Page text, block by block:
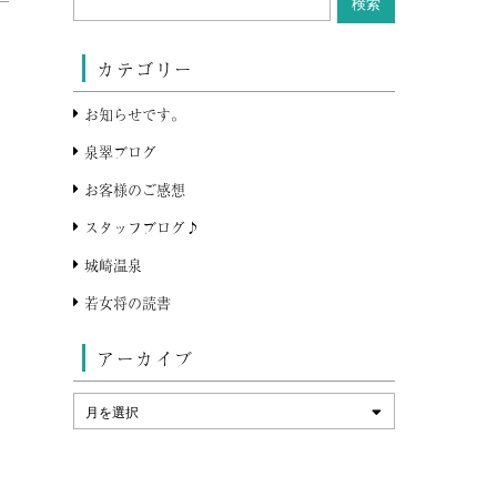
カテゴリー
お知らせです。
泉翠ブログ
お客様のご感想
スタッフブログ♪
城崎温泉
若女将の読書
アーカイブ